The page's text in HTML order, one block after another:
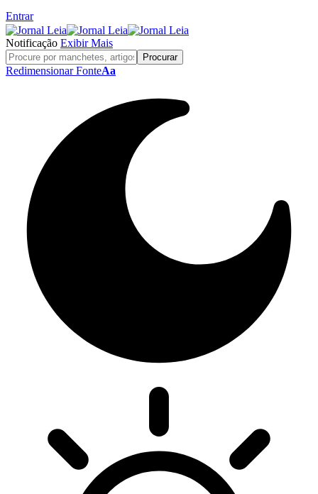
Entrar
Notificação Exibir Mais
Redimensionar FonteAa